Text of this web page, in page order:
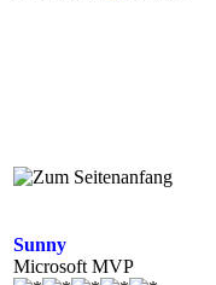
Sunny
Microsoft MVP